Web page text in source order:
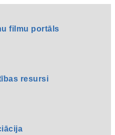
filmu portāls
resursi